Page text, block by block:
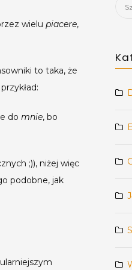
i
wielu piacere,
to taka, że
do mnie, bo
;)), niżej więc
podobne, jak